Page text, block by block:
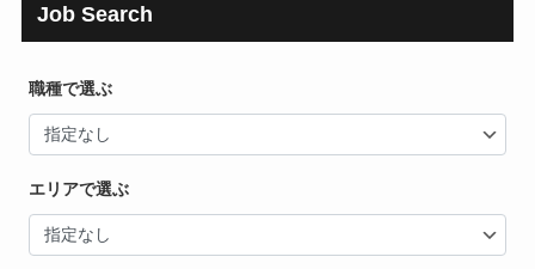
Job Search
職種で選ぶ
エリアで選ぶ